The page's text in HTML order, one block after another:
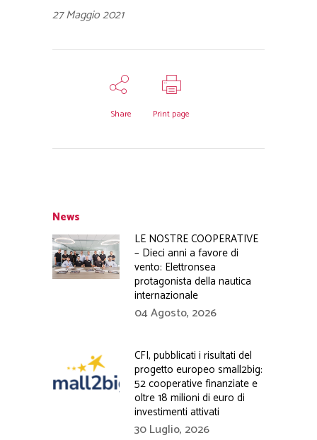
27 Maggio 2021
Share Print page
News
LE NOSTRE COOPERATIVE
– Dieci anni a favore di
vento: Elettronsea
protagonista della nautica
internazionale
04 Agosto, 2026
CFI, pubblicati i risultati del
progetto europeo small2big:
52 cooperative finanziate e
oltre 18 milioni di euro di
investimenti attivati
30 Luglio, 2026